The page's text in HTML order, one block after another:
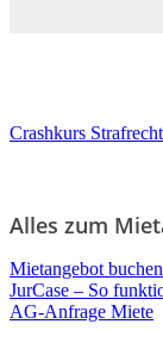
Crashkurs
Alles zum
Mietangebot buchen
JurCase – So
AG-Anfrage Miete